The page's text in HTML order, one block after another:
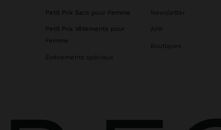
Petit Prix Sacs pour Femme
Petit Prix Vêtements pour
Femme
Événements spéciaux
Newsletter
APP
Boutiques